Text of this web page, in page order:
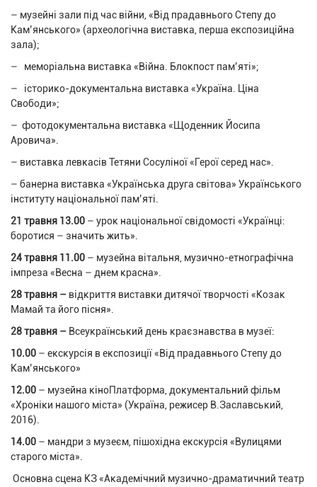
– музейні зали під час війни, «Від прадавнього Степу до
Кам’янського» (археологічна виставка, перша експозиційна
зала);
– меморіальна виставка «Війна. Блокпост пам’яті»;
– історико-документальна виставка «Україна. Ціна
Свободи»;
– фотодокументальна виставка «Щоденник Йосипа
Аровича».
– виставка левкасів Тетяни Сосуліної «Герої серед нас».
– банерна виставка «Українська друга світова» Українського
інституту національної пам’яті.
21 травня 13.00 – урок національної свідомості «Українці:
боротися – значить жить».
24травня 11.00 – музейна вітальня, музично-етнографічна
імпреза «Весна – днем красна».
28 травня – відкриття виставки дитячої творчості «Козак
Мамай та його пісня».
28 травня – Всеукраїнський день краєзнавства в музеї:
10.00 – екскурсія в експозиції «Від прадавнього Степу до
Кам’янського»
12.00 – музейна кіноПлатформа, документальний фільм
«Хроніки нашого міста» (Україна, режисер В.Заславський,
2016).
14.00 – мандри з музеєм, пішохідна екскурсія «Вулицями
старого міста».
Основна сцена КЗ «Академічний музично-драматичний театр